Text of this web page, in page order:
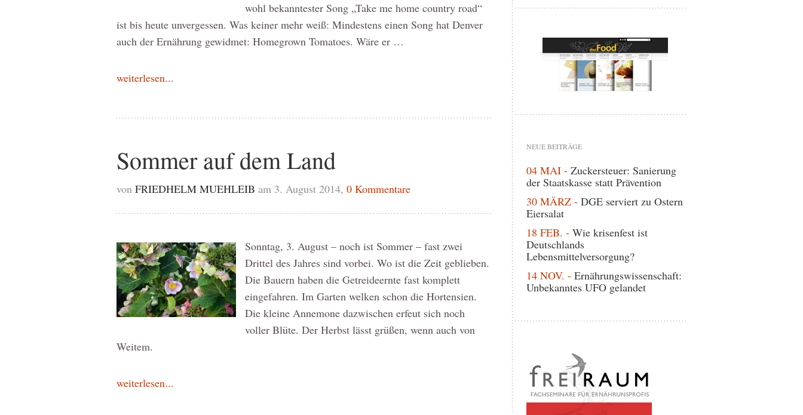
wohl bekanntester Song „Take me home country road“
ist bis heute unvergessen. Was keiner mehr weiß: Mindestens einen Song hat Denver
auch der Ernährung gewidmet: Homegrown Tomatoes. Wäre er …
weiterlesen...
Sommer auf dem Land
von FRIEDHELM MUEHLEIB am 3. August 2014, 0 Kommentare
Sonntag, 3. August – noch ist Sommer – fast zwei
Drittel des Jahres sind vorbei. Wo ist die Zeit geblieben.
Die Bauern haben die Getreideernte fast komplett
eingefahren. Im Garten welken schon die Hortensien.
Die kleine Annemone dazwischen erfeut sich noch
voller Blüte. Der Herbst lässt grüßen, wenn auch von
Weitem.
weiterlesen...
NEUE BEITRÄGE
04 MAI - Zuckersteuer: Sanierung
der Staatskasse statt Prävention
30 MÄRZ - DGE serviert zu Ostern
Eiersalat
18 FEB. - Wie krisenfest ist
Deutschlands
Lebensmittelversorgung?
14 NOV. - Ernährungswissenschaft:
Unbekanntes UFO gelandet